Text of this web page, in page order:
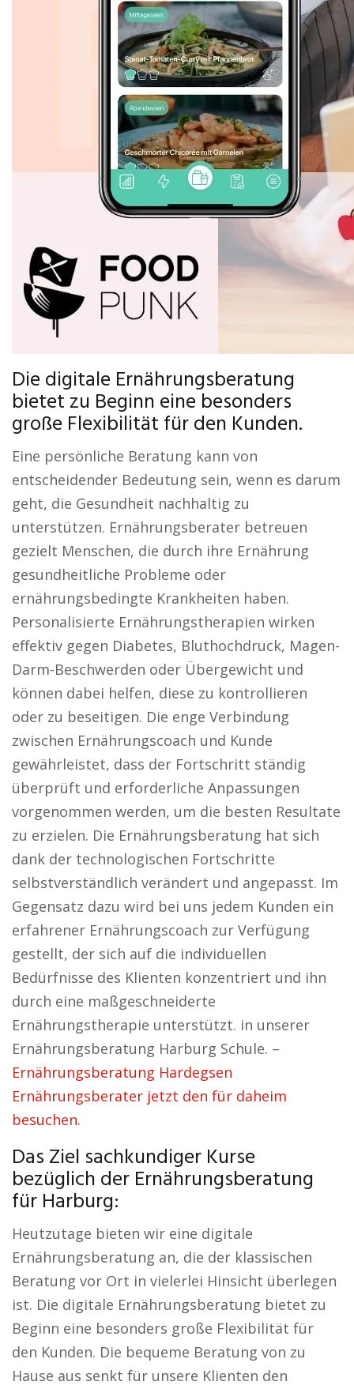
Die digitale Ernährungsberatung
bietet zu Beginn eine besonders
große Flexibilität für den Kunden.
Eine persönliche Beratung kann von
entscheidender Bedeutung sein, wenn es darum
geht, die Gesundheit nachhaltig zu
unterstützen. Ernährungsberater betreuen
gezielt Menschen, die durch ihre Ernährung
gesundheitliche Probleme oder
ernährungsbedingte Krankheiten haben.
Personalisierte Ernährungstherapien wirken
effektiv gegen Diabetes, Bluthochdruck, Magen-
Darm-Beschwerden oder Übergewicht und
können dabei helfen, diese zu kontrollieren
oder zu beseitigen. Die enge Verbindung
zwischen Ernährungscoach und Kunde
gewährleistet, dass der Fortschritt ständig
überprüft und erforderliche Anpassungen
vorgenommen werden, um die besten Resultate
zu erzielen. Die Ernährungsberatung hat sich
dank der technologischen Fortschritte
selbstverständlich verändert und angepasst. Im
Gegensatz dazu wird bei uns jedem Kunden ein
erfahrener Ernährungscoach zur Verfügung
gestellt, der sich auf die individuellen
Bedürfnisse des Klienten konzentriert und ihn
durch eine maßgeschneiderte
Ernährungstherapie unterstützt. in unserer
Ernährungsberatung Harburg Schule. –
Ernährungsberatung Hardegsen
Ernährungsberater jetzt den für daheim
besuchen.
Das Ziel sachkundiger Kurse
bezüglich der Ernährungsberatung
für Harburg:
Heutzutage bieten wir eine digitale
Ernährungsberatung an, die der klassischen
Beratung vor Ort in vielerlei Hinsicht überlegen
ist. Die digitale Ernährungsberatung bietet zu
Beginn eine besonders große Flexibilität für
den Kunden. Die bequeme Beratung von zu
Hause aus senkt für unsere Klienten den